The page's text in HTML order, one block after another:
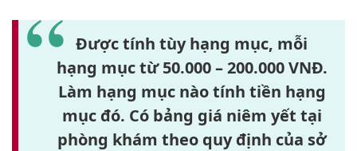
Được tính tùy hạng mục, mỗi
hạng mục từ 50.000 – 200.000 VNĐ.
Làm hạng mục nào tính tiền hạng
mục đó. Có bảng giá niêm yết tại
phòng khám theo quy định của sở